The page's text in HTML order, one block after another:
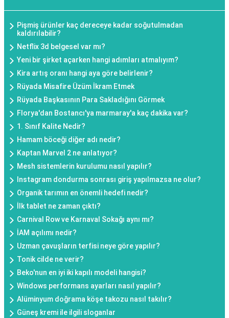
Pişmiş ürünler kaç dereceye kadar soğutulmadan
kaldırılabilir?
Netflix 3d belgesel var mı?
Yeni bir şirket açarken hangi adımları atmalıyım?
Kira artış oranı hangi aya göre belirlenir?
Rüyada Misafire Üzüm İkram Etmek
Rüyada Başkasının Para Sakladığını Görmek
Florya'dan Bostancı'ya marmaray'a kaç dakika var?
1. Sınıf Kalite Nedir?
Hamam böceği diğer adı nedir?
Kaptan Marvel 2 ne anlatıyor?
Mesh sistemlerin kurulumu nasıl yapılır?
Instagram dondurma sonrası giriş yapılmazsa ne olur?
Organik tarımın en önemli hedefi nedir?
İlk tablet ne zaman çıktı?
Carnival Row ve Karnaval Sokağı aynı mı?
İAM açılımı nedir?
Uzman çavuşların terfisi neye göre yapılır?
Tonik cilde ne verir?
Beko'nun en iyi iki kapılı modeli hangisi?
Windows performans ayarları nasıl yapılır?
Alüminyum doğrama köşe takozu nasıl takılır?
Güneş kremi ile ilgili sloganlar